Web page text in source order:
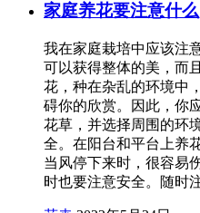
家庭养花要注意什么
我在家庭栽培中应该注
可以获得整体的美，而
花，种在杂乱的环境中
碍你的欣赏。因此，你
花草，并选择周围的环
全。在阳台和平台上养
当风停下来时，很容易
时也要注意安全。随时